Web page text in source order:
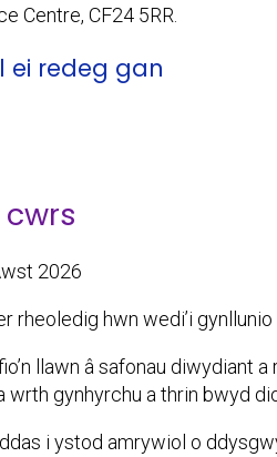
Centre, CF24 5RR.
ei redeg gan
cwrs
2026
rheoledig hwn wedi’i
llawn â safonau diwydiant
wrth gynhyrchu a thrin bwyd
i ystod amrywiol o